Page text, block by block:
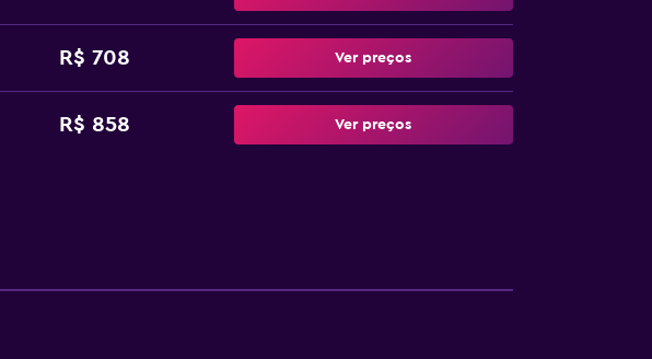
R$ 708 Ver preços
R$ 858 Ver preços